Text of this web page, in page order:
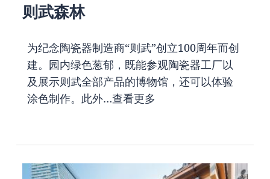
则武森林
为纪念陶瓷器制造商“则武”创立100周年而创
建。园内绿色葱郁，既能参观陶瓷器工厂以
及展示则武全部产品的博物馆，还可以体验
涂色制作。此外…查看更多